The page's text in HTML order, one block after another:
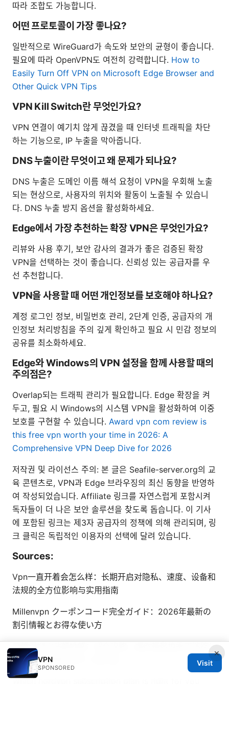
따라 조합도 가능합니다.
어떤 프로토콜이 가장 좋나요?
일반적으로 WireGuard가 속도와 보안의 균형이 좋습니다.
필요에 따라 OpenVPN도 여전히 강력합니다. How to
Easily Turn Off VPN on Microsoft Edge Browser and
Other Quick VPN Tips
VPN Kill Switch란 무엇인가요?
VPN 연결이 예기치 않게 끊겼을 때 인터넷 트래픽을 차단
하는 기능으로, IP 누출을 막아줍니다.
DNS 누출이란 무엇이고 왜 문제가 되나요?
DNS 누출은 도메인 이름 해석 요청이 VPN을 우회해 노출
되는 현상으로, 사용자의 위치와 활동이 노출될 수 있습니
다. DNS 누출 방지 옵션을 활성화하세요.
Edge에서 가장 추천하는 확장 VPN은 무엇인가요?
리뷰와 사용 후기, 보안 감사의 결과가 좋은 검증된 확장
VPN을 선택하는 것이 좋습니다. 신뢰성 있는 공급자를 우
선 추천합니다.
VPN을 사용할 때 어떤 개인정보를 보호해야 하나요?
계정 로그인 정보, 비밀번호 관리, 2단계 인증, 공급자의 개
인정보 처리방침을 주의 깊게 확인하고 필요 시 민감 정보의
공유를 최소화하세요.
Edge와 Windows의 VPN 설정을 함께 사용할 때의
주의점은?
Overlap되는 트래픽 관리가 필요합니다. Edge 확장을 켜
두고, 필요 시 Windows의 시스템 VPN을 활성화하여 이중
보호를 구현할 수 있습니다. Award vpn com review is
this free vpn worth your time in 2026: A
Comprehensive VPN Deep Dive for 2026
저작권 및 라이선스 주의: 본 글은 Seafile-server.org의 교
육 콘텐츠로, VPN과 Edge 브라우징의 최신 동향을 반영하
여 작성되었습니다. Affiliate 링크를 자연스럽게 포함시켜
독자들이 더 나은 보안 솔루션을 찾도록 돕습니다. 이 기사
에 포함된 링크는 제3자 공급자의 정책에 의해 관리되며, 링
크 클릭은 독립적인 이용자의 선택에 달려 있습니다.
Sources:
Vpn一直开着会怎么样：长期开启对隐私、速度、设备和
法规的全方位影响与实用指南
Millenvpn クーポンコード完全ガイド：2026年最新の
割引情報とお得な使い方
高鐵深圳北站轉地鐵：超全攻略，讓你輕鬆換乘不迷路！
快速入門與實用技巧一網打盡
Which nordvpn subscription plan is right for you
×
VPN
SPONSORED
Visit